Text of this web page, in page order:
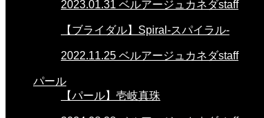
2023.01.31 ベルアージュカネダstaff
【ブライダル】Spiral-スパイラル-
2022.11.25 ベルアージュカネダstaff
パール
【パール】壱岐真珠